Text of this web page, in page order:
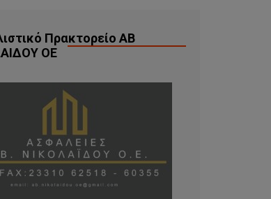
Πρακτορείο ΑΒ
ΟΕ